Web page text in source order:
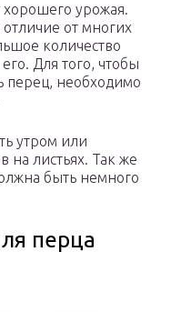
урожая.
от многих
количество
Для того, чтобы
перец, необходимо
утром или
на листьях. Так же
быть немного
перца